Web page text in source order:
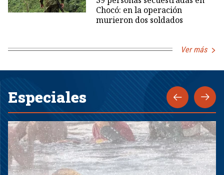
Chocó: en la operación
murieron dos soldados
Ver más
Especiales